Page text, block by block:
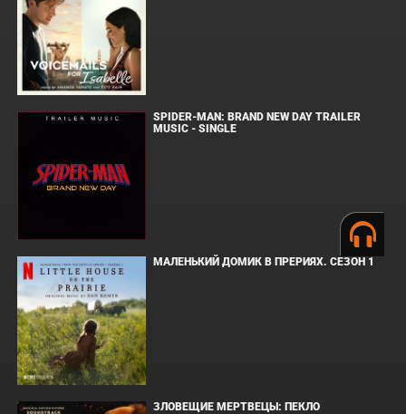
SPIDER-MAN: BRAND NEW DAY TRAILER
MUSIC - SINGLE
МАЛЕНЬКИЙ ДОМИК В ПРЕРИЯХ. СЕЗОН 1
ЗЛОВЕЩИЕ МЕРТВЕЦЫ: ПЕКЛО